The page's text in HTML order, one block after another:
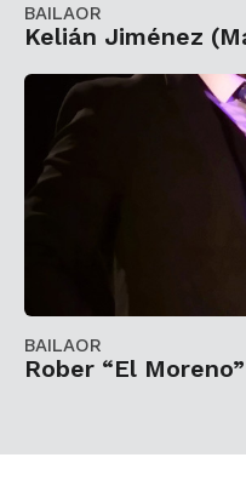
BAILAOR
Kelián Jiménez
BAILAOR
Rober “El